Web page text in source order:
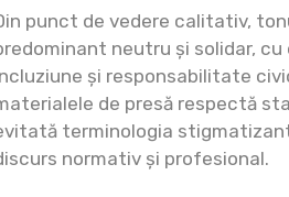
punct de vedere calitativ,
neutru și solidar,
și responsabilitate
de presă respectă
terminologia
normativ și profesional.